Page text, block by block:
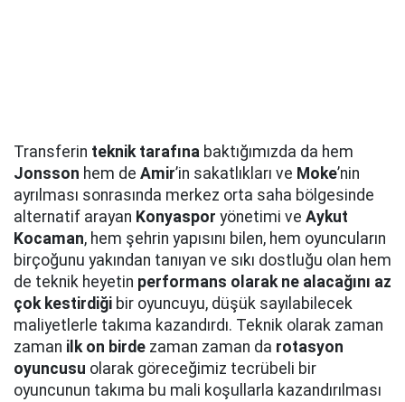
Transferin teknik tarafına baktığımızda da hem
Jonsson hem de Amir’in sakatlıkları ve Moke’nin
ayrılması sonrasında merkez orta saha bölgesinde
alternatif arayan Konyaspor yönetimi ve Aykut
Kocaman, hem şehrin yapısını bilen, hem oyuncuların
birçoğunu yakından tanıyan ve sıkı dostluğu olan hem
de teknik heyetin performans olarak ne alacağını az
çok kestirdiği bir oyuncuyu, düşük sayılabilecek
maliyetlerle takıma kazandırdı. Teknik olarak zaman
zaman ilk on birde zaman zaman da rotasyon
oyuncusu olarak göreceğimiz tecrübeli bir
oyuncunun takıma bu mali koşullarla kazandırılması